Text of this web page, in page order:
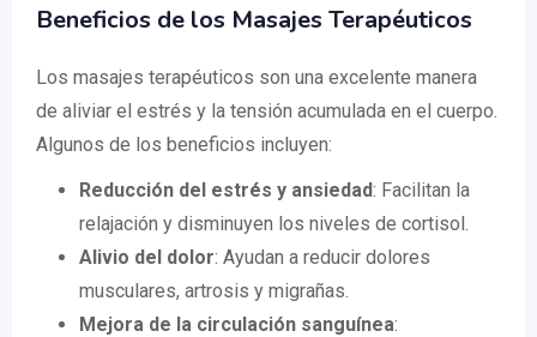
Beneficios de los Masajes Terapéuticos
Los masajes terapéuticos son una excelente manera
de aliviar el estrés y la tensión acumulada en el cuerpo.
Algunos de los beneficios incluyen:
Reducción del estrés y ansiedad: Facilitan la
relajación y disminuyen los niveles de cortisol.
Alivio del dolor: Ayudan a reducir dolores
musculares, artrosis y migrañas.
Mejora de la circulación sanguínea: